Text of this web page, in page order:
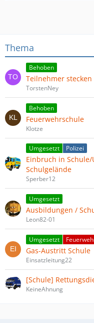
Thema
Behoben
Teilnehmer
TorstenNey
Behoben
Feuerwehrschule
Klotze
Umgesetzt Polizei
Einbruch in
Schulgelände
Sperber12
Umgesetzt
Ausbildungen /
Leon82-01
Umgesetzt
Gas-Austritt Schule
Einsatzleitung22
[Schule]
KeineAhnung